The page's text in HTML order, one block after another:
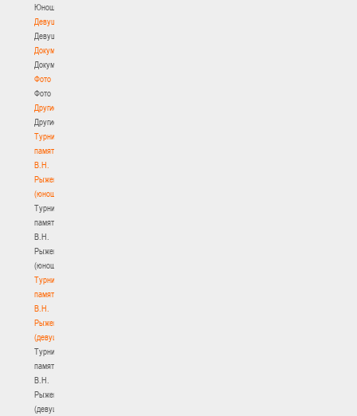
Юноши
Девушки
Девушки
Документы
Документы
Фото
Фото
Другие
Другие
Турнир
памяти
В.Н.
Рыженкова
(юноши)
Турнир
памяти
В.Н.
Рыженкова
(юноши)
Турнир
памяти
В.Н.
Рыженкова
(девушки)
Турнир
памяти
В.Н.
Рыженкова
(девушки)